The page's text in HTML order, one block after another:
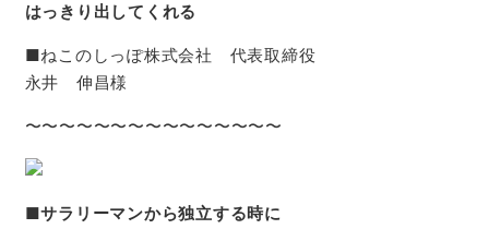
はっきり出してくれる
■ねこのしっぽ株式会社 代表取締役
永井 伸昌様
〜〜〜〜〜〜〜〜〜〜〜〜〜〜〜
■サラリーマンから独立する時に